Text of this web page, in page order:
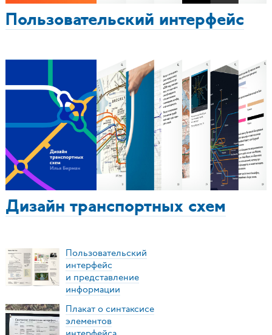
Пользовательский интерфейс
Дизайн транспортных схем
Пользовательский
интерфейс
и представление
информации
Плакат о синтаксисе
элементов